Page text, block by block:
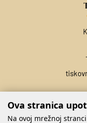
Ova stranica
Na ovoj mrežnoj